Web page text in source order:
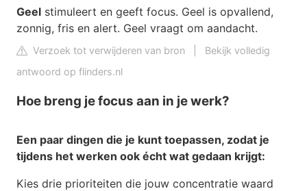
Geel stimuleert en geeft focus. Geel is opvallend,
zonnig, fris en alert. Geel vraagt om aandacht.
Verzoek tot verwijderen van bron
Bekijk volledig
antwoord op flinders.nl
Hoe breng je focus aan in je werk?
Een paar dingen die je kunt toepassen, zodat je
tijdens het werken ook écht wat gedaan krijgt:
Kies drie prioriteiten die jouw concentratie waard